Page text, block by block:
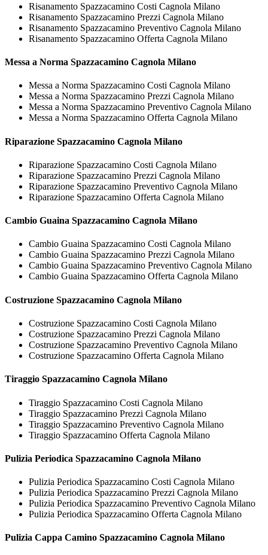
Risanamento Spazzacamino Costi Cagnola Milano
Risanamento Spazzacamino Prezzi Cagnola Milano
Risanamento Spazzacamino Preventivo Cagnola Milano
Risanamento Spazzacamino Offerta Cagnola Milano
Messa a Norma Spazzacamino Cagnola Milano
Messa a Norma Spazzacamino Costi Cagnola Milano
Messa a Norma Spazzacamino Prezzi Cagnola Milano
Messa a Norma Spazzacamino Preventivo Cagnola Milano
Messa a Norma Spazzacamino Offerta Cagnola Milano
Riparazione Spazzacamino Cagnola Milano
Riparazione Spazzacamino Costi Cagnola Milano
Riparazione Spazzacamino Prezzi Cagnola Milano
Riparazione Spazzacamino Preventivo Cagnola Milano
Riparazione Spazzacamino Offerta Cagnola Milano
Cambio Guaina Spazzacamino Cagnola Milano
Cambio Guaina Spazzacamino Costi Cagnola Milano
Cambio Guaina Spazzacamino Prezzi Cagnola Milano
Cambio Guaina Spazzacamino Preventivo Cagnola Milano
Cambio Guaina Spazzacamino Offerta Cagnola Milano
Costruzione Spazzacamino Cagnola Milano
Costruzione Spazzacamino Costi Cagnola Milano
Costruzione Spazzacamino Prezzi Cagnola Milano
Costruzione Spazzacamino Preventivo Cagnola Milano
Costruzione Spazzacamino Offerta Cagnola Milano
Tiraggio Spazzacamino Cagnola Milano
Tiraggio Spazzacamino Costi Cagnola Milano
Tiraggio Spazzacamino Prezzi Cagnola Milano
Tiraggio Spazzacamino Preventivo Cagnola Milano
Tiraggio Spazzacamino Offerta Cagnola Milano
Pulizia Periodica Spazzacamino Cagnola Milano
Pulizia Periodica Spazzacamino Costi Cagnola Milano
Pulizia Periodica Spazzacamino Prezzi Cagnola Milano
Pulizia Periodica Spazzacamino Preventivo Cagnola Milano
Pulizia Periodica Spazzacamino Offerta Cagnola Milano
Pulizia Cappa Camino Spazzacamino Cagnola Milano